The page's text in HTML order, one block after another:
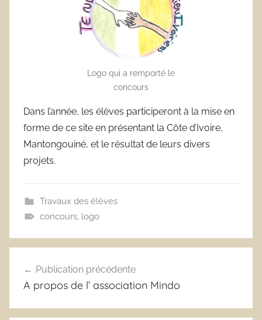
Logo qui a remporté le
concours
Dans l’année, les élèves participeront à la mise en
forme de ce site en présentant la Côte d’Ivoire,
Mantongouiné, et le résultat de leurs divers
projets.
Travaux des élèves
concours, logo
de
Publication précédente
A propos de l’ association Mindo